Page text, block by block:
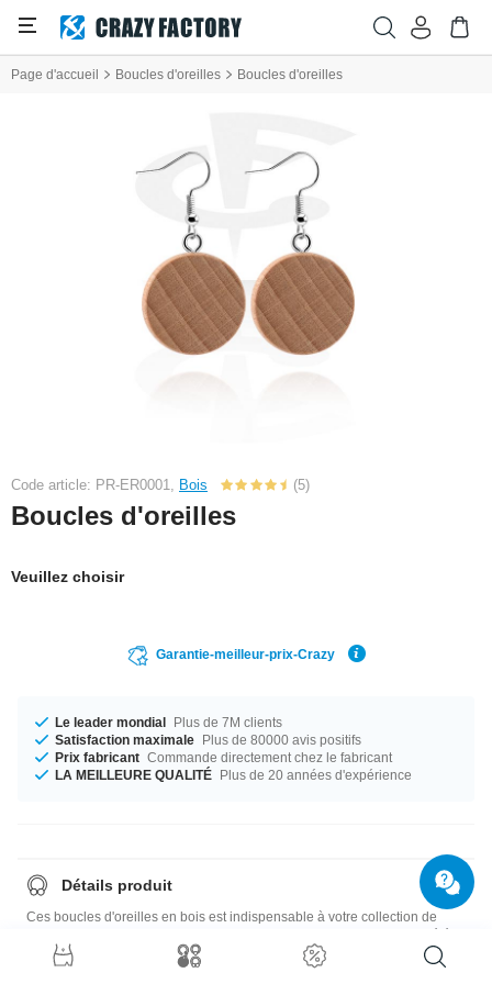
Page d'accueil Boucles d'oreilles Boucles d'oreilles
Code article: PR-ER0001, Bois (5)
Boucles d'oreilles
Veuillez choisir
Garantie-meilleur-prix-Crazy
Le leader mondial Plus de 7M clients
Satisfaction maximale Plus de 80000 avis positifs
Prix fabricant Commande directement chez le fabricant
LA MEILLEURE QUALITÉ Plus de 20 années d'expérience
Détails produit
Ces boucles d'oreilles en bois est indispensable à votre collection de
piercings ! Magnifiquement naturel, vous pouvez choisir parmi 7 variétés
de bois: cérisier, frêne, peuplier, noix, érable, hêtre et acajou.